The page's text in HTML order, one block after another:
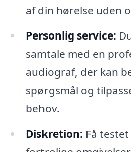
af din hørelse uden
Personlig service:
samtale med en
audiograf, der kan
spørgsmål og
behov.
Diskretion: Få